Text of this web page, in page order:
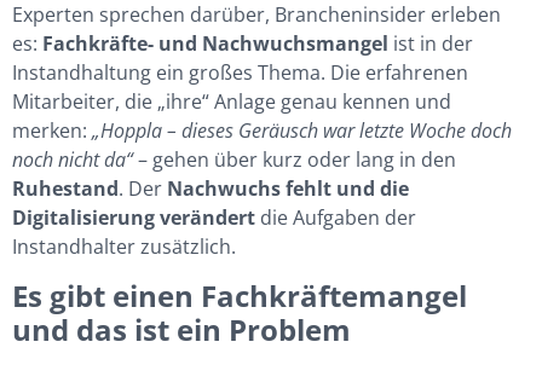
Experten sprechen darüber, Brancheninsider erleben
es: Fachkräfte- und Nachwuchsmangel ist in der
Instandhaltung ein großes Thema. Die erfahrenen
Mitarbeiter, die „ihre“ Anlage genau kennen und
merken: „Hoppla – dieses Geräusch war letzte Woche doch
noch nicht da“– gehen über kurz oder lang in den
Ruhestand. Der Nachwuchs fehlt und die
Digitalisierung verändert die Aufgaben der
Instandhalter zusätzlich.
Es gibt einen Fachkräftemangel
und das ist ein Problem